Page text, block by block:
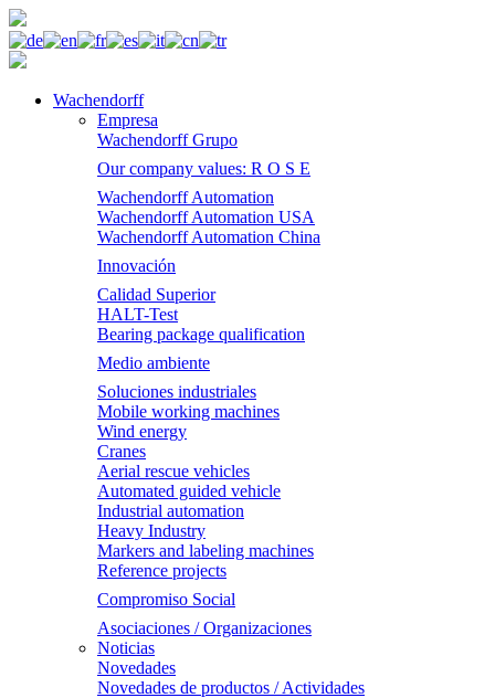
Wachendorff
Empresa
Wachendorff Grupo
Our company values: R O S E
Wachendorff Automation
Wachendorff Automation USA
Wachendorff Automation China
Innovación
Calidad Superior
HALT-Test
Bearing package qualification
Medio ambiente
Soluciones industriales
Mobile working machines
Wind energy
Cranes
Aerial rescue vehicles
Automated guided vehicle
Industrial automation
Heavy Industry
Markers and labeling machines
Reference projects
Compromiso Social
Asociaciones / Organizaciones
Noticias
Novedades
Novedades de productos / Actividades